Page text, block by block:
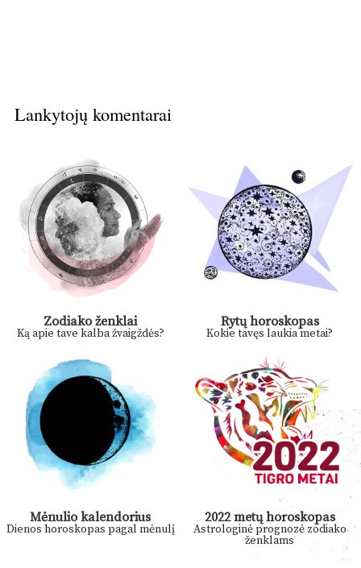
Lankytojų komentarai
Zodiako ženklai
Ką apie tave kalba žvaigždės?
Rytų horoskopas
Kokie tavęs laukia metai?
Mėnulio kalendorius
Dienos horoskopas pagal mėnulį
2022 metų horoskopas
Astrologinė prognozė zodiako
ženklams